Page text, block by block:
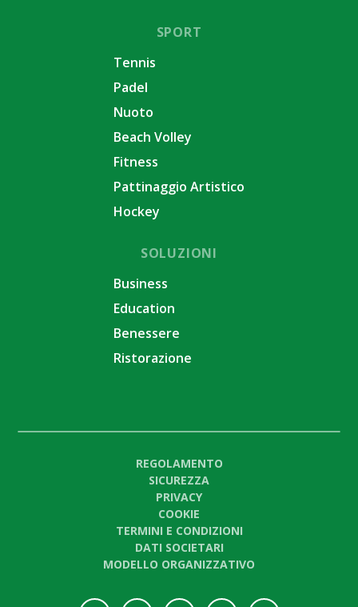
SPORT
Tennis
Padel
Nuoto
Beach Volley
Fitness
Pattinaggio Artistico
Hockey
SOLUZIONI
Business
Education
Benessere
Ristorazione
REGOLAMENTO
SICUREZZA
PRIVACY
COOKIE
TERMINI E CONDIZIONI
DATI SOCIETARI
MODELLO ORGANIZZATIVO